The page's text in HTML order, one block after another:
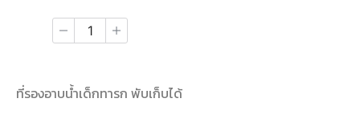
ที่รองอาบน้ำเด็กทารก พับเก็บได้